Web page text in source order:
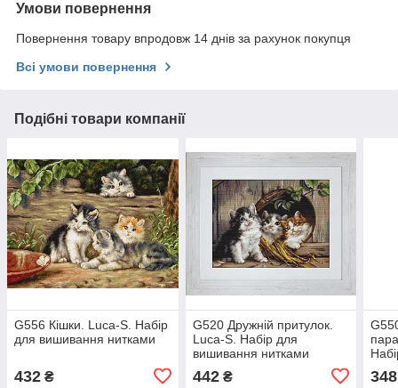
Умови повернення
Повернення товару впродовж 14 днів за рахунок покупця
Всі умови повернення
Подібні товари компанії
G556 Кішки. Luca-S. Набір
для вишивання нитками
432 ₴
G520 Дружній притулок.
Luca-S. Набір для
вишивання нитками
442₴ 348